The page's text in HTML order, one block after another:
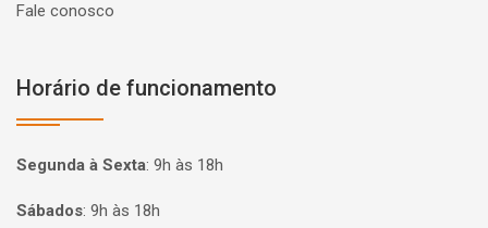
Fale conosco
Horário de funcionamento
Segunda à Sexta: 9h às 18h
Sábados: 9h às 18h